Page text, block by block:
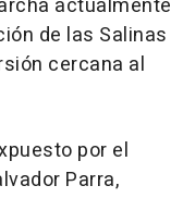
actualmente
de las Salinas
cercana al
por el
Parra,